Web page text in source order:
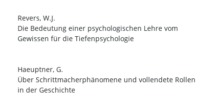
Revers, W.J.
Die Bedeutung einer psychologischen Lehre vom
Gewissen für die Tiefenpsychologie
Haeuptner, G.
Über Schrittmacherphänomene und vollendete Rollen
in der Geschichte